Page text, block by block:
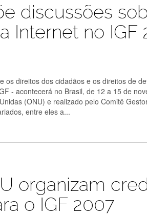
discussões
Internet no IGF
os direitos dos cidadãos e os direitos de
- acontecerá no Brasil, de 12 a 15 de
(ONU) e realizado pelo Comitê
entre eles a...
organizam
o IGF 2007